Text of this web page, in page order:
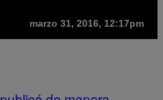
marzo 31, 2016, 12:17pm